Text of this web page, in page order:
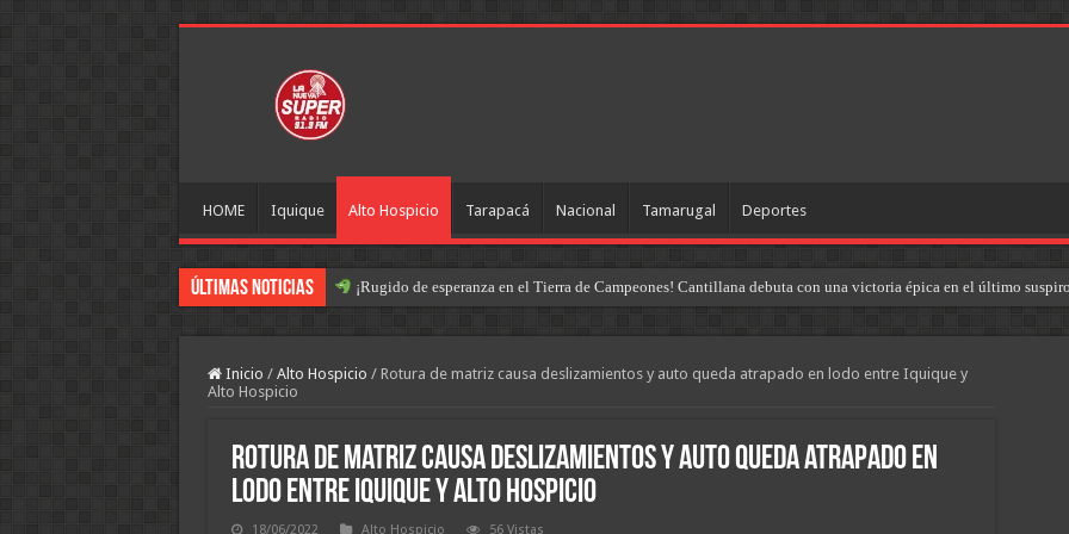
HOME Iquique Alto Hospicio Tarapacá Nacional Tamarugal Deportes
Últimas Noticias ¡Rugido de esperanza en el Tierra de Campeones! Cantillana debuta con una victoria épica en el último
Inicio / Alto Hospicio / Rotura de matriz causa deslizamientos y auto queda atrapado en lodo entre Iquique y
Alto Hospicio
Rotura de matriz causa deslizamientos y auto queda atrapado en
lodo entre Iquique y Alto Hospicio
18/06/2022 Alto Hospicio 56 Vistas